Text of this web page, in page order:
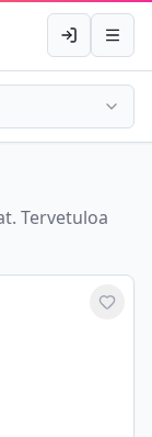
KirjauduAvaa
Tervetuloa